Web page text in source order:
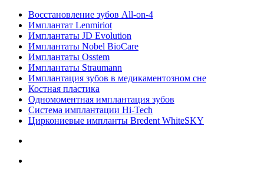
Восстановление зубов All‑on‑4
Имплантат Lenmiriot
Имплантаты JD Evolution
Имплантаты Nobel BioСare
Имплантаты Osstem
Имплантаты Straumann
Имплантация зубов в медикаментозном сне
Костная пластика
Одномоментная имплантация зубов
Система имплантации Hi-Tech
Циркониевые импланты Bredent WhiteSKY